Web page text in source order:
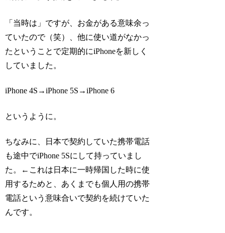
「当時は」ですが、お金がある意味余っ
ていたので（笑）、他に使い道がなかっ
たということで定期的にiPhoneを新しく
していました。
iPhone 4S→iPhone 5S→iPhone 6
というように。
ちなみに、日本で契約していた携帯電話
も途中でiPhone 5Sにして持っていまし
た。←これは日本に一時帰国した時に使
用するためと、あくまでも個人用の携帯
電話という意味合いで契約を続けていた
んです。